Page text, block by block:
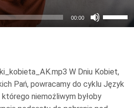
00:00
Używaj
strzałek
oraz
do
W Dniu Kobiet,
Pań, powracamy do cyklu Język
niemożliwym byłoby